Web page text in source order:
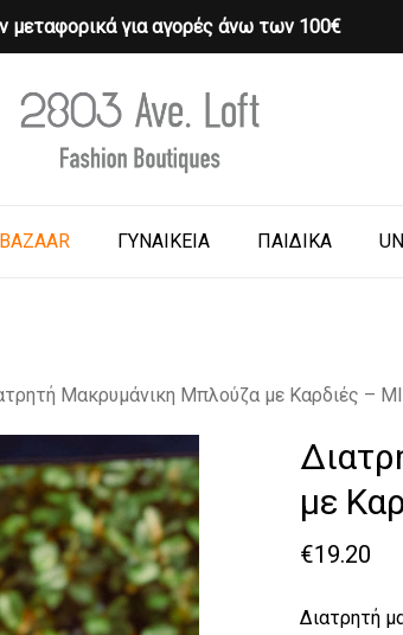
μεταφορικά για αγορές άνω των 100€
close
BAZAAR ΓΥΝΑΙΚΕΙΑ ΠΑΙΔΙΚΑ
Cart
Μακρυμάνικη Μπλούζα με Καρδιές –
με
€19.20
Διατρητή